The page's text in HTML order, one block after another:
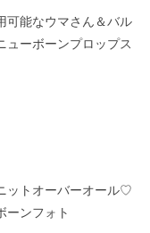
可能なウマさん＆バル
ューボーンプロップス
ットオーバーオール♡
ーンフォト